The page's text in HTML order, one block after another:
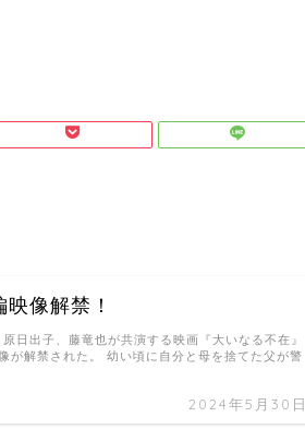
像解禁！
2024年5月30日
日出子、藤竜也が共演する映画『大いなる不在』
が解禁された。 幼い頃に自分と母を捨てた父が警